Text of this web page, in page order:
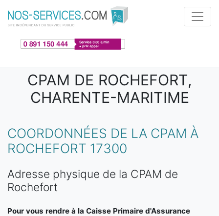
Aller au contenu principal
CPAM DE ROCHEFORT,
CHARENTE-MARITIME
COORDONNÉES DE LA CPAM À
ROCHEFORT 17300
Adresse physique de la CPAM de
Rochefort
Pour vous rendre à la Caisse Primaire d'Assurance